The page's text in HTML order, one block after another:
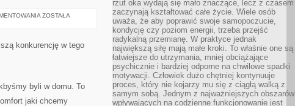
WAKACJE
WŁAŚCIWIE
TAK
BYLI
ZOSTAŁA
konkurencję w tego
byli w domu. To
jaki chcemy
rzut oka wydają się mało znaczące, lecz z czasem
zaczynają kształtować całe życie. Wiele osób
uważa, że aby poprawić swoje samopoczucie,
kondycję czy poziom energii, trzeba przejść
radykalną przemianę. W praktyce jednak
największą siłę mają małe kroki. To właśnie one są
łatwiejsze do utrzymania, mniej obciążające
psychicznie i bardziej odporne na chwilowe spadki
motywacji. Człowiek dużo chętniej kontynuuje
proces, który nie kojarzy mu się z ciągłą walką z
samym sobą. Jednym z najważniejszych obszarów
wpływających na codzienne funkcjonowanie jest